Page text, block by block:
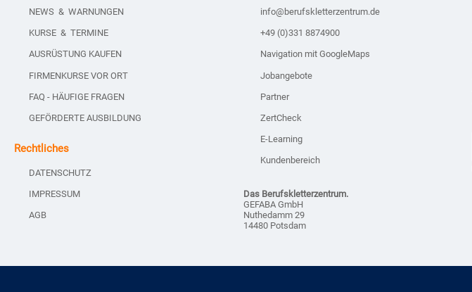
NEWS & WARNUNGEN
KURSE & TERMINE
AUSRÜSTUNG KAUFEN
FIRMENKURSE VOR ORT
FAQ - HÄUFIGE FRAGEN
GEFÖRDERTE AUSBILDUNG
Rechtliches
DATENSCHUTZ
IMPRESSUM
AGB
info@berufskletterzentrum.de
+49 (0)331 8874900
Navigation mit GoogleMaps
Jobangebote
Partner
ZertCheck
E-Learning
Kundenbereich
Das Berufskletterzentrum.
GEFABA GmbH
Nuthedamm 29
14480 Potsdam